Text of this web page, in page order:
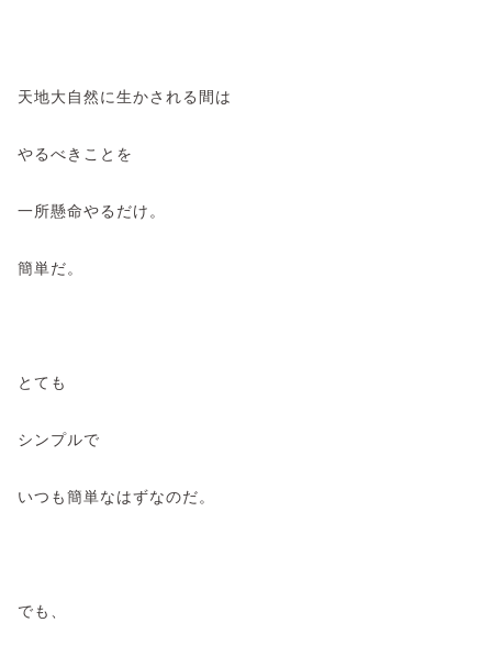
天地大自然に生かされる間は
やるべきことを
一所懸命やるだけ。
簡単だ。
とても
シンプルで
いつも簡単なはずなのだ。
でも、